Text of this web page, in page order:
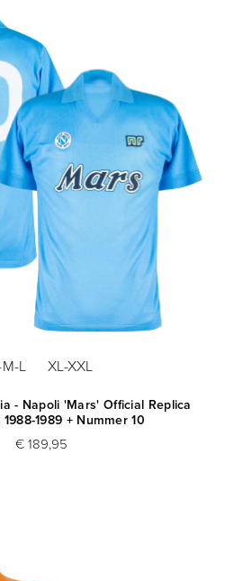
L XL-XXL
- Napoli 'Mars' Official Replica
1989 + Nummer 10
€ 189,95